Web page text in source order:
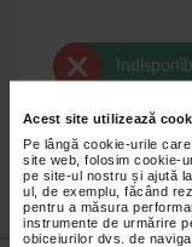
Acest site utilizează
Pe lângă cookie-urile
site web, folosim cookie-
pe site-ul nostru și ajută
ul, de exemplu, făcând
pentru a măsura
instrumente de urmărire
obiceiurilor dvs. de